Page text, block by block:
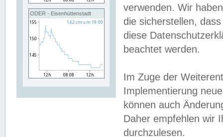
ODER - Eisenhüttenstadt
verwenden. Wir
die sicherstellen,
diese
beachtet werden.
Im Zuge der
Implementierung
können auch
Daher empfehlen wir
durchzulesen.